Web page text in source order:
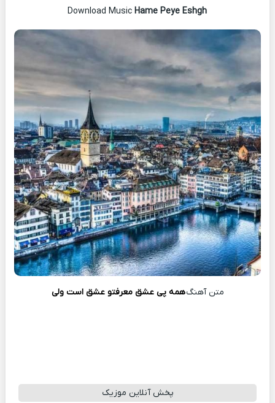
Hame Peye Eshgh
متن آهنگهمه پی عشق معرفتو عشق است ولی
پخش آنلاین موزیک